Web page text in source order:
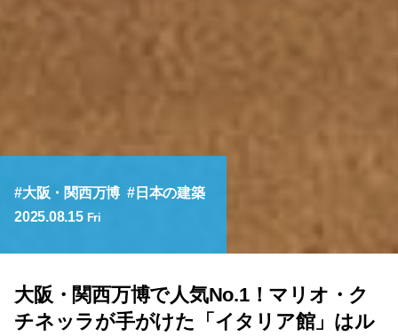
大阪・関西万博
日本の建築
2025.08.15 Fri
大阪・関西万博で人気No.1！マリオ・ク
チネッラが手がけた「イタリア館」はル